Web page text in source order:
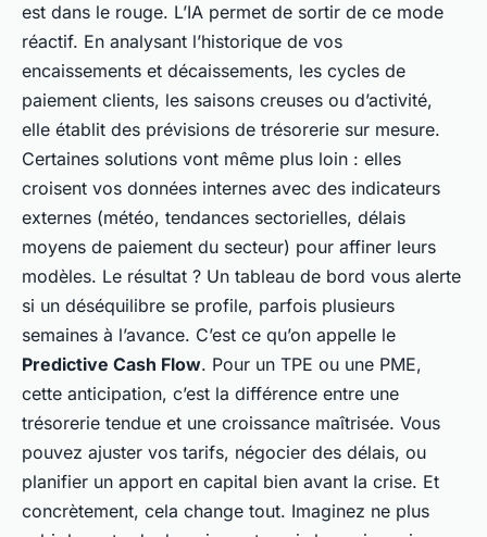
est dans le rouge. L’IA permet de sortir de ce mode
réactif. En analysant l’historique de vos
encaissements et décaissements, les cycles de
paiement clients, les saisons creuses ou d’activité,
elle établit des prévisions de trésorerie sur mesure.
Certaines solutions vont même plus loin : elles
croisent vos données internes avec des indicateurs
externes (météo, tendances sectorielles, délais
moyens de paiement du secteur) pour affiner leurs
modèles. Le résultat ? Un tableau de bord vous alerte
si un déséquilibre se profile, parfois plusieurs
semaines à l’avance. C’est ce qu’on appelle le
Predictive Cash Flow. Pour un TPE ou une PME,
cette anticipation, c’est la différence entre une
trésorerie tendue et une croissance maîtrisée. Vous
pouvez ajuster vos tarifs, négocier des délais, ou
planifier un apport en capital bien avant la crise. Et
concrètement, cela change tout. Imaginez ne plus